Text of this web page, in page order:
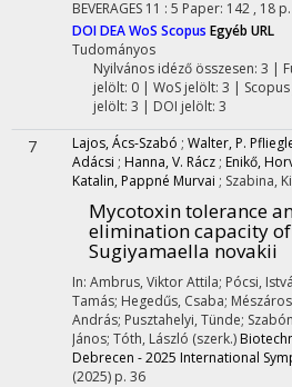
BEVERAGES 11 : 5 Paper: 142 , 18 p.
DOIDEAWoS Scopus Egyéb URL
Tudományos
Nyilvános idéző összesen: 3 |
jelölt: 0 | WoS jelölt: 3 |
jelölt: 3 | DOI jelölt: 3
7 Lajos, Ács-Szabó ; Walter, P.
Adácsi ; Hanna, V. Rácz ; Enikő,
Katalin, Pappné Murvai ; Szabina,
Mycotoxin tolerance
elimination capacity
Sugiyamaella novakii
In: Ambrus, Viktor Attila; Pócsi,
Tamás; Hegedűs, Csaba;
András; Pusztahelyi, Tünde;
János; Tóth, László (szerk.)
Debrecen - 2025 International
(2025) p. 36